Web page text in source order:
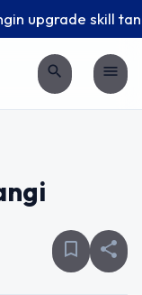
upgrade skill
search menu
bookmark_border share